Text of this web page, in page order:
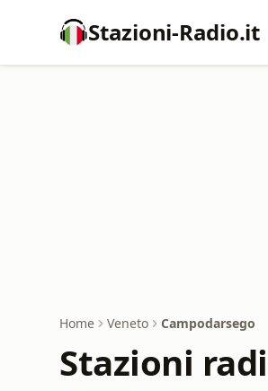
Stazioni-Radio.it
Home Veneto Campodarsego
Stazioni